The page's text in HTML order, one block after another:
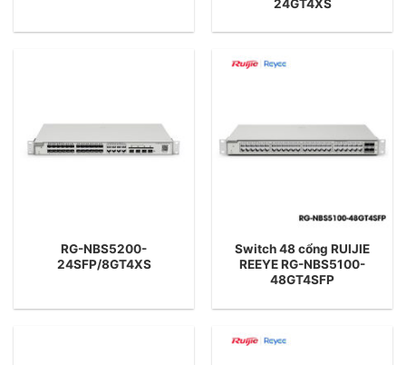
24GT4XS
RG-NBS5200-
24SFP/8GT4XS
Switch 48 cổng RUIJIE
REEYE RG-NBS5100-
48GT4SFP